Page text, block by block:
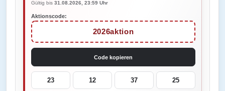
Gültig bis 31.08.2026, 23:59 Uhr
Aktionscode:
2026aktion
Code kopieren
23 12 37 25